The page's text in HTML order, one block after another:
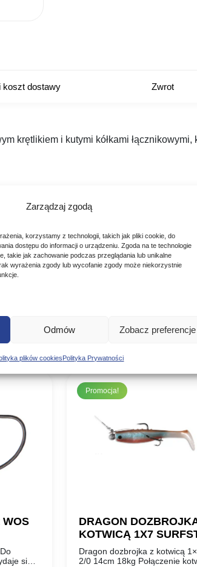
Zarządzaj zgodą
korzystamy z technologii, takich jak pliki cookie, do
dostępu do informacji o urządzeniu. Zgoda na te technologie
takie jak zachowanie podczas przeglądania lub unikalne
wyrażenia zgody lub wycofanie zgody może niekorzystnie
Odmów Zobacz preferencje
plików cookiesPolityka Prywatności
koszt dostawy Zwrot
krętlikiem i kutymi kółkami
produkty
produkty, które mogą Ci się spodobać
się
Promocja!
DRAGON
KOTWICĄ 1X7
2/0 14CM 18KG
Dragon dozbrojka z kotwicą
2/0 14cm 18kg Połączenie